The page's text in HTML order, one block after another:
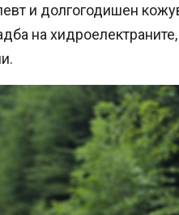
и долгогодишен
на